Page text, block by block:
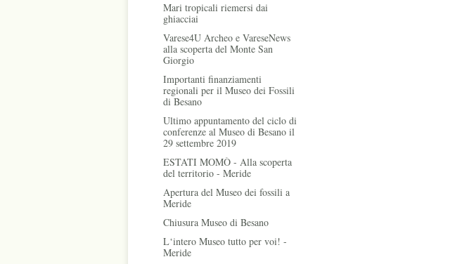
Mari tropicali riemersi dai
ghiacciai
Varese4U Archeo e VareseNews
alla scoperta del Monte San
Giorgio
Importanti finanziamenti
regionali per il Museo dei Fossili
di Besano
Ultimo appuntamento del ciclo di
conferenze al Museo di Besano il
29 settembre 2019
ESTATI MOMÒ - Alla scoperta
del territorio - Meride
Apertura del Museo dei fossili a
Meride
Chiusura Museo di Besano
L‘intero Museo tutto per voi! -
Meride